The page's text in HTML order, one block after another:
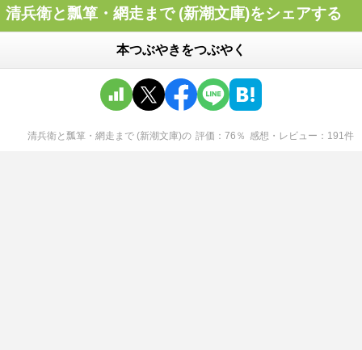
清兵衛と瓢箪・網走まで (新潮文庫)をシェアする
本つぶやきをつぶやく
清兵衛と瓢箪・網走まで (新潮文庫)の 評価 76 ％ 感想・レビュー 191件